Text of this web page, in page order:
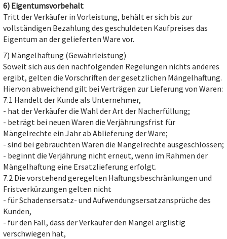
6) Eigentumsvorbehalt
Tritt der Verkäufer in Vorleistung, behält er sich bis zur
vollständigen Bezahlung des geschuldeten Kaufpreises das
Eigentum an der gelieferten Ware vor.
7) Mängelhaftung (Gewährleistung)
Soweit sich aus den nachfolgenden Regelungen nichts anderes
ergibt, gelten die Vorschriften der gesetzlichen Mängelhaftung.
Hiervon abweichend gilt bei Verträgen zur Lieferung von Waren:
7.1 Handelt der Kunde als Unternehmer,
- hat der Verkäufer die Wahl der Art der Nacherfüllung;
- beträgt bei neuen Waren die Verjährungsfrist für
Mängelrechte ein Jahr ab Ablieferung der Ware;
- sind bei gebrauchten Waren die Mängelrechte ausgeschlossen;
- beginnt die Verjährung nicht erneut, wenn im Rahmen der
Mängelhaftung eine Ersatzlieferung erfolgt.
7.2 Die vorstehend geregelten Haftungsbeschränkungen und
Fristverkürzungen gelten nicht
- für Schadensersatz- und Aufwendungsersatzansprüche des
Kunden,
- für den Fall, dass der Verkäufer den Mangel arglistig
verschwiegen hat,